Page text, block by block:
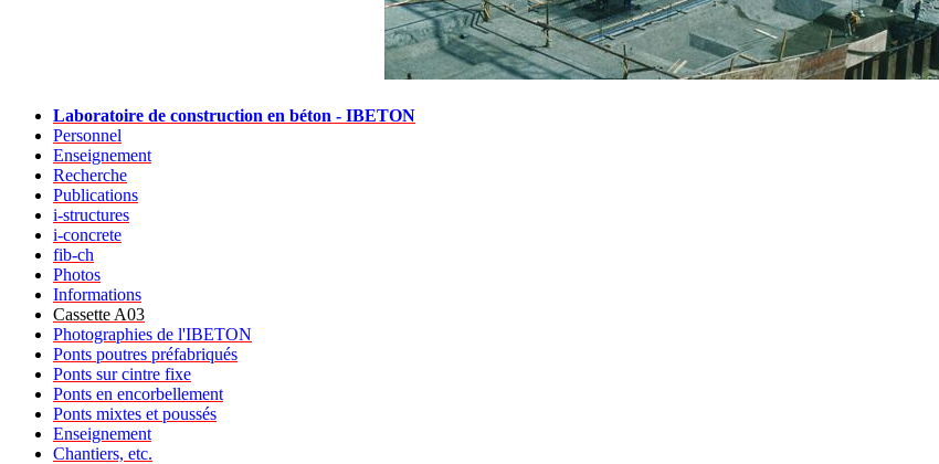
Laboratoire de construction en béton - IBETON
Personnel
Enseignement
Recherche
Publications
i-structures
i-concrete
fib-ch
Photos
Informations
Cassette A03
Photographies de l'IBETON
Ponts poutres préfabriqués
Ponts sur cintre fixe
Ponts en encorbellement
Ponts mixtes et poussés
Enseignement
Chantiers, etc.